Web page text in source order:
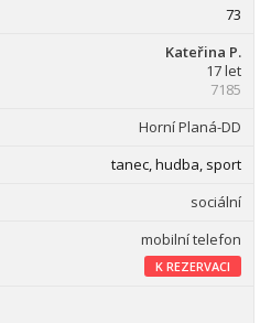
73
Kateřina P.
17 let
7185
Horní Planá-DD
tanec, hudba, sport
sociální
mobilní telefon
K REZERVACI